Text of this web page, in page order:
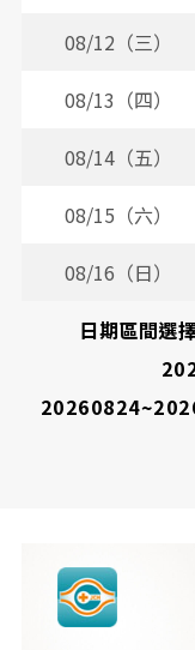
08/12（三）
08/13（四）
08/14（五）
08/15（六）
08/16（日）
日期區間選